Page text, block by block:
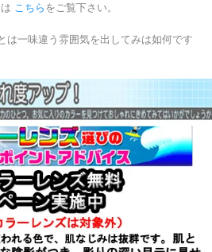
こちら をご覧下さい。
は一味違う雰囲気を出してみは如何です